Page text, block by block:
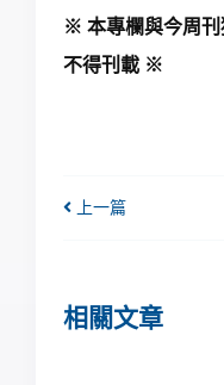
※ 本專欄與今周刊
不得刊載 ※
上一篇
相關文章